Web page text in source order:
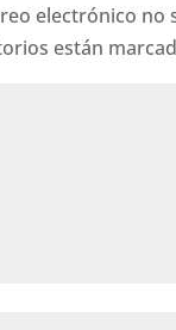
electrónico no
están